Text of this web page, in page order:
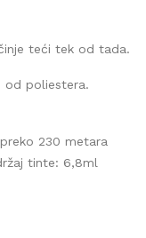
teći tek od tada.
od poliestera.
230 metara
tinte: 6,8ml